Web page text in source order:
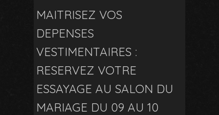
MAITRISEZ VOS
DEPENSES
VESTIMENTAIRES :
RESERVEZ VOTRE
ESSAYAGE AU SALON DU
MARIAGE DU 09 AU 10